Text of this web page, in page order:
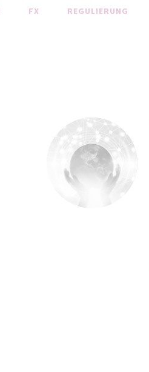
FX REGULIERUNG